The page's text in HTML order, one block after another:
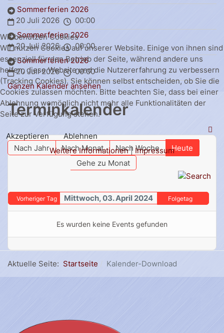
Sommerferien 2026
20 Juli 2026
00:00
Sommerferien 2026
20 Juli 2026
00:00
Sommerferien 2026
20 Juli 2026
00:00
Ganzen Kalender ansehen
Terminkalender
Nach Jahr Nach Monat Nach Woche
Heute
Gehe zu Monat
Vorheriger Tag Mittwoch, 03. April 2024 Folgetag
Es wurden keine Events gefunden
Aktuelle Seite: Startseite Kalender-Download
Wir benutzen Cookies
Wir nutzen Cookies auf unserer Website. Einige von ihnen sind
essenziell für den Betrieb der Seite, während andere uns
helfen, diese Website und die Nutzererfahrung zu verbessern
(Tracking Cookies). Sie können selbst entscheiden, ob Sie die
Cookies zulassen möchten. Bitte beachten Sie, dass bei einer
Ablehnung womöglich nicht mehr alle Funktionalitäten der
Seite zur Verfügung stehen.
Akzeptieren
Ablehnen
Weitere Informationen| Impressum